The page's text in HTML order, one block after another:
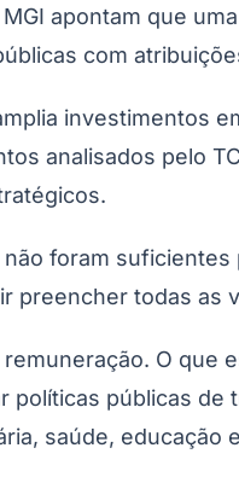
apontam que
com
investimentos
analisados pelo
foram
preencher todas
O
públicas
saúde, educação